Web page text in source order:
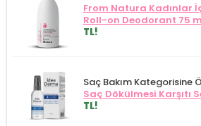
From Natura Kadınlar
Roll-on Deodorant 75
TL!
Saç Bakım Kategorisine
Saç Dökülmesi Karşıtı
TL!